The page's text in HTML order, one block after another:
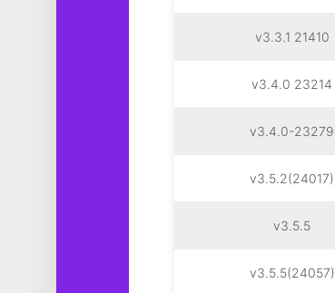
v3.3.1 21410
v3.4.0 23214
v3.4.0-23279
v3.5.2(24017)
v3.5.5
v3.5.5(24057)